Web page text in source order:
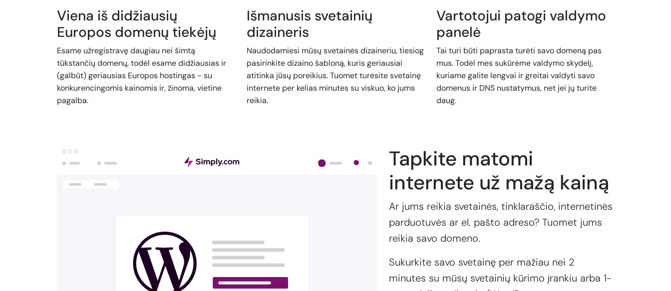
Viena iš didžiausių
Europos domenų tiekėjų
Esame užregistravę daugiau nei šimtą
tūkstančių domenų, todėl esame didžiausias ir
(galbūt) geriausias Europos hostingas - su
konkurencingomis kainomis ir, žinoma, vietine
pagalba.
Išmanusis svetainių
dizaineris
Naudodamiesi mūsų svetainės dizaineriu, tiesiog
pasirinkite dizaino šabloną, kuris geriausiai
atitinka jūsų poreikius. Tuomet turėsite svetainę
internete per kelias minutes su viskuo, ko jums
reikia.
Vartotojui patogi valdymo
panelė
Tai turi būti paprasta turėti savo domeną pas
mus. Todėl mes sukūrėme valdymo skydelį,
kuriame galite lengvai ir greitai valdyti savo
domenus ir DNS nustatymus, net jei jų turite
daug.
Tapkite matomi
internete už mažą kainą
Ar jums reikia svetainės, tinklaraščio, internetinės
parduotuvės ar el. pašto adreso? Tuomet jums
reikia savo domeno.
Sukurkite savo svetainę per mažiau nei 2
minutes su mūsų svetainių kūrimo įrankiu arba 1-